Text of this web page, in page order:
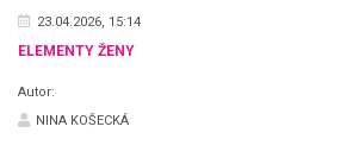
23.04.2026, 15:14
ELEMENTY ŽENY
Autor:
NINA KOŠECKÁ